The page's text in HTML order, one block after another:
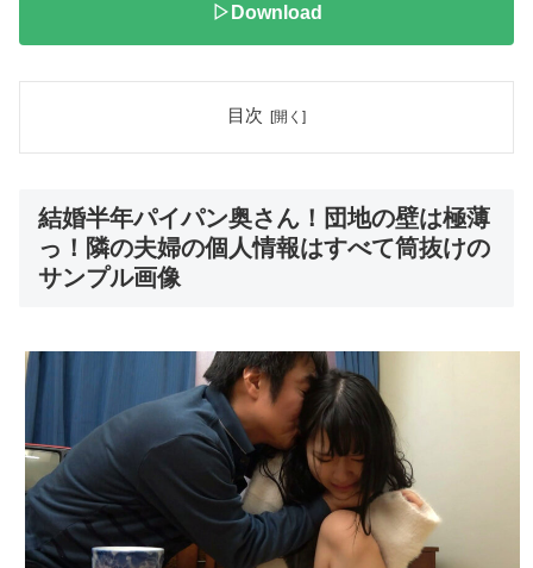
▷Download
目次
結婚半年パイパン奥さん！団地の壁は極薄
っ！隣の夫婦の個人情報はすべて筒抜けの
サンプル画像